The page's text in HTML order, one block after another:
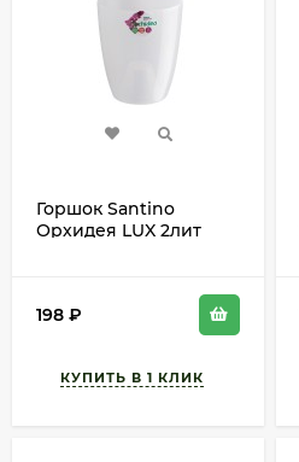
Горшок Santino
Орхидея LUX 2лит
198 ₽